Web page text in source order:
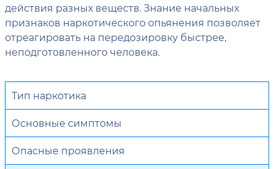
действия разных веществ. Знание начальных
признаков наркотического опьянения позволяет
отреагировать на передозировку быстрее,
неподготовленного человека.
Тип наркотика
Основные симптомы
Опасные проявления